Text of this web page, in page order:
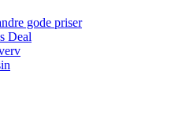
gode priser
Deal